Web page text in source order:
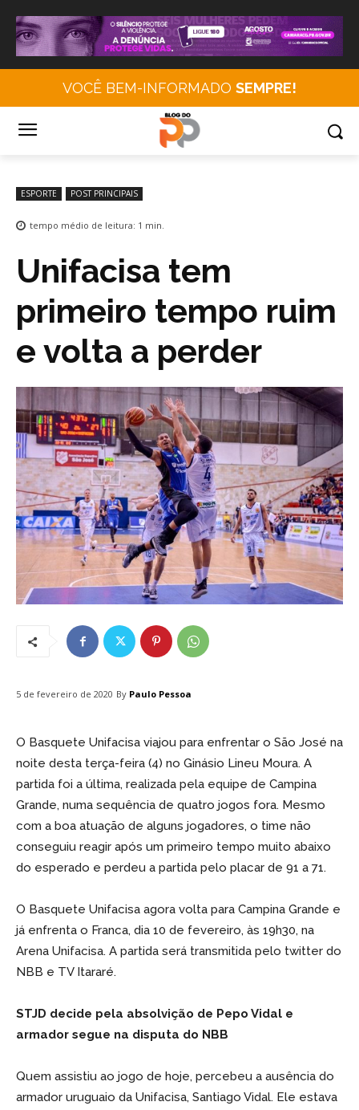
VOCÊ BEM-INFORMADO SEMPRE!
ESPORTE POST PRINCIPAIS
tempo médio de leitura: 1 min.
Unifacisa tem
primeiro tempo ruim
e volta a perder
5 de fevereiro de 2020 By Paulo Pessoa
O Basquete Unifacisa viajou para enfrentar o São José na
noite desta terça-feira (4) no Ginásio Lineu Moura. A
partida foi a última, realizada pela equipe de Campina
Grande, numa sequência de quatro jogos fora. Mesmo
com a boa atuação de alguns jogadores, o time não
conseguiu reagir após um primeiro tempo muito abaixo
do esperado e perdeu a partida pelo placar de 91 a 71.
O Basquete Unifacisa agora volta para Campina Grande e
já enfrenta o Franca, dia 10 de fevereiro, às 19h30, na
Arena Unifacisa. A partida será transmitida pelo twitter do
NBB e TV Itararé.
STJD decide pela absolvição de Pepo Vidal e
armador segue na disputa do NBB
Quem assistiu ao jogo de hoje, percebeu a ausência do
armador uruguaio da Unifacisa, Santiago Vidal. Ele estava